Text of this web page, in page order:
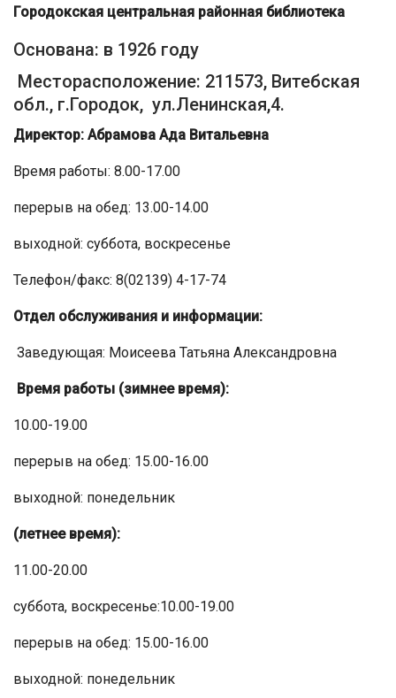
Городокская центральная районная библиотека
Основана: в 1926 году
Месторасположение: 211573, Витебская
обл., г.Городок, ул.Ленинская,4.
Директор: Абрамова Ада Витальевна
Время работы: 8.00-17.00
перерыв на обед: 13.00-14.00
выходной: суббота, воскресенье
Телефон/факс: 8(02139) 4-17-74
Отдел обслуживания и информации:
Заведующая: Моисеева Татьяна Александровна
Время работы (зимнее время):
10.00-19.00
перерыв на обед: 15.00-16.00
выходной: понедельник
(летнее время):
11.00-20.00
суббота, воскресенье:10.00-19.00
перерыв на обед: 15.00-16.00
выходной: понедельник